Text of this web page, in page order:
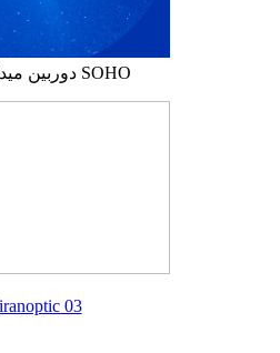
دوربین میدان دید باز SOHO